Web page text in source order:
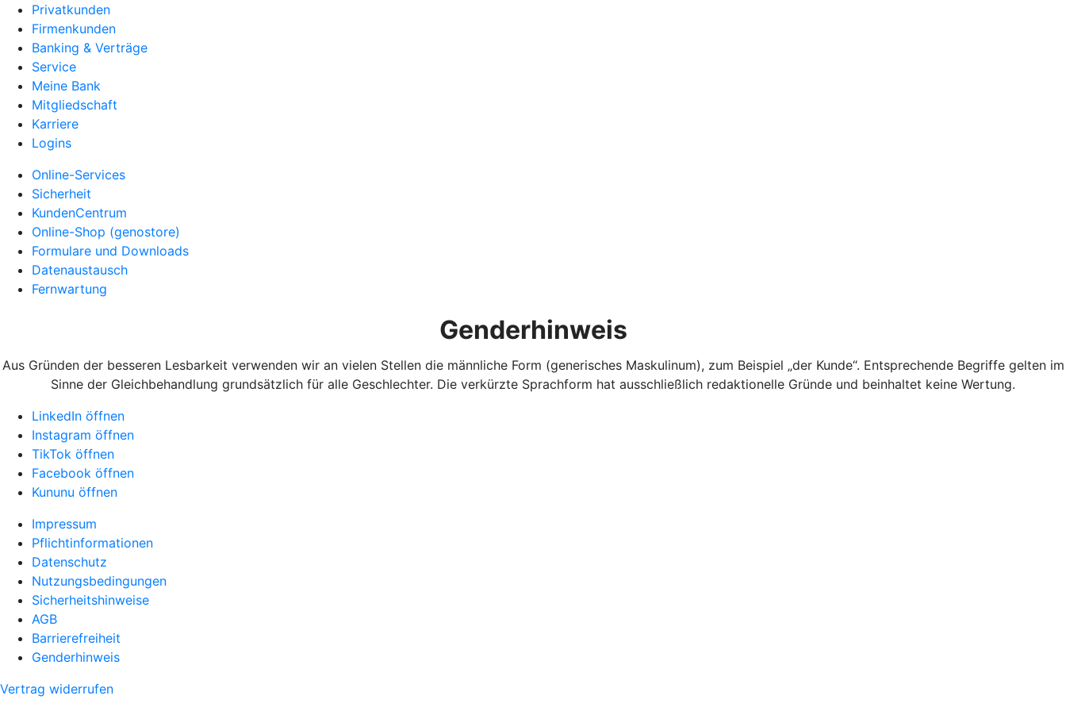
Privatkunden
Firmenkunden
Banking & Verträge
Service
Meine Bank
Mitgliedschaft
Karriere
Logins
Online-Services
Sicherheit
KundenCentrum
Online-Shop (genostore)
Formulare und Downloads
Datenaustausch
Fernwartung
Genderhinweis
Aus Gründen der besseren Lesbarkeit verwenden wir an vielen Stellen die männliche Form (generisches Maskulinum), zum Beispiel „der Kunde“. Entsprechende Begriffe gelten im
Sinne der Gleichbehandlung grundsätzlich für alle Geschlechter. Die verkürzte Sprachform hat ausschließlich redaktionelle Gründe und beinhaltet keine Wertung.
LinkedIn öffnen
Instagram öffnen
TikTok öffnen
Facebook öffnen
Kununu öffnen
Impressum
Pflichtinformationen
Datenschutz
Nutzungsbedingungen
Sicherheitshinweise
AGB
Barrierefreiheit
Genderhinweis
Vertrag widerrufen